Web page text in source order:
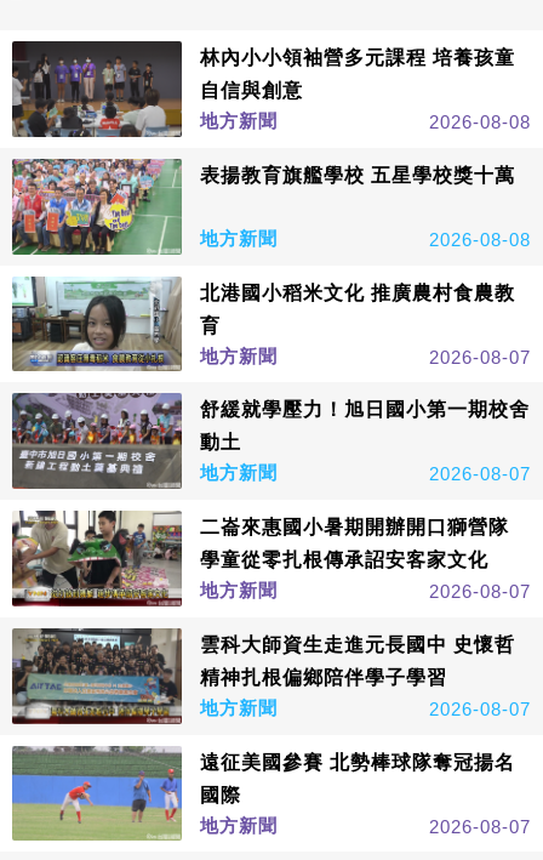
林內小小領袖營多元課程 培養孩童
自信與創意
地方新聞
2026-08-08
表揚教育旗艦學校 五星學校獎十萬
地方新聞 2026-08-08
北港國小稻米文化 推廣農村食農教
育
地方新聞
2026-08-07
舒緩就學壓力！旭日國小第一期校舍
動土
地方新聞
2026-08-07
二崙來惠國小暑期開辦開口獅營隊
學童從零扎根傳承詔安客家文化
地方新聞
2026-08-07
雲科大師資生走進元長國中 史懷哲
精神扎根偏鄉陪伴學子學習
地方新聞
2026-08-07
遠征美國參賽 北勢棒球隊奪冠揚名
國際
地方新聞
2026-08-07